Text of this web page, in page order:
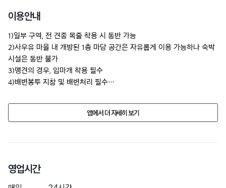
이용안내
1)일부 구역, 전 견종 목줄 착용 시 동반 가능
2)사우유 마을 내 개방된 1층 마당 공간은 자유롭게 이용 가능하나 숙박
시설은 동반 불가
3)맹견의 경우, 입마개 착용 필수
4)배변봉투 지참 및 배변처리 필수
업소의 사정으로 반려동물 동반 여부, 가격, 시설물의 정보가 예고없이
앱에서 더 자세히 보기
영업시간